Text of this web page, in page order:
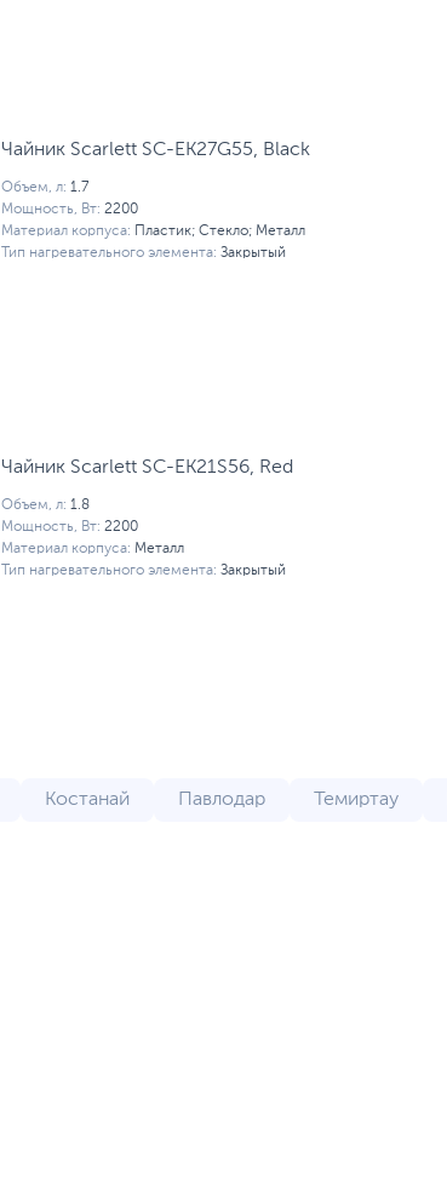
Чайник Scarlett SC-EK27G55, Black
Объем, л: 1.7
Мощность, Вт: 2200
Материал корпуса:
Пластик; Стекло; Металл
Тип нагревательного элемента: Закрытый
Чайник Scarlett SC-EK21S56, Red
Объем, л: 1.8
Мощность, Вт: 2200
Материал корпуса: Металл
Тип нагревательного элемента: Закрытый
Костанай Павлодар Темиртау